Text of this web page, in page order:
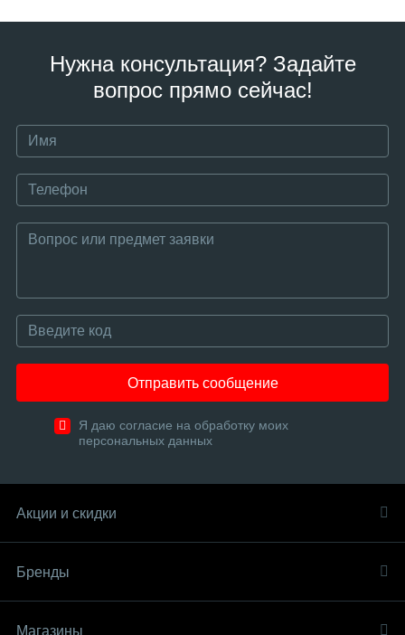
Нужна консультация? Задайте
вопрос прямо сейчас!
Отправить сообщение
Я даю согласие на обработку моих
персональных данных
Акции и скидки
Бренды
Магазины